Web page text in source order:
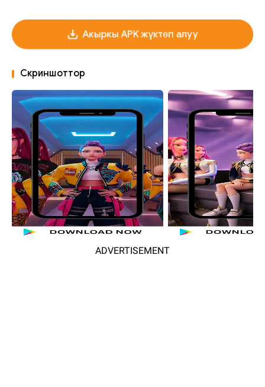
Акыркы APK жүктөп алуу
Скриншоттор
ADVERTISEMENT